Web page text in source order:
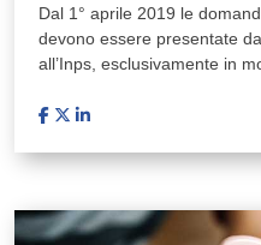
Dal 1° aprile 2019 le
devono essere presentate
all’Inps, esclusivamente in